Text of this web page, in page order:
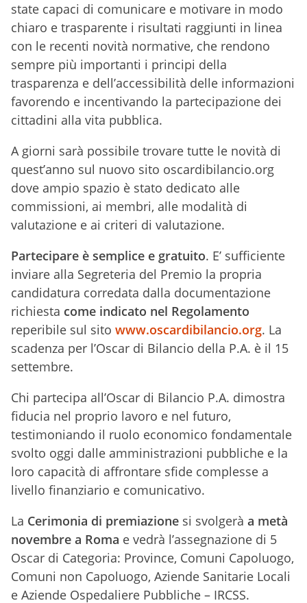
state capaci di comunicare e motivare in modo
chiaro e trasparente i risultati raggiunti in linea
con le recenti novità normative, che rendono
sempre più importanti i principi della
trasparenza e dell’accessibilità delle informazioni
favorendo e incentivando la partecipazione dei
cittadini alla vita pubblica.
A giorni sarà possibile trovare tutte le novità di
quest’anno sul nuovo sito oscardibilancio.org
dove ampio spazio è stato dedicato alle
commissioni, ai membri, alle modalità di
valutazione e ai criteri di valutazione.
Partecipare è semplice e gratuito. E’ sufficiente
inviare alla Segreteria del Premio la propria
candidatura corredata dalla documentazione
richiesta come indicato nel Regolamento
reperibile sul sito www.oscardibilancio.org. La
scadenza per l’Oscar di Bilancio della P.A. è il 15
settembre.
Chi partecipa all’Oscar di Bilancio P.A. dimostra
fiducia nel proprio lavoro e nel futuro,
testimoniando il ruolo economico fondamentale
svolto oggi dalle amministrazioni pubbliche e la
loro capacità di affrontare sfide complesse a
livello finanziario e comunicativo.
La Cerimonia di premiazione si svolgerà a metà
novembre a Roma e vedrà l’assegnazione di 5
Oscar di Categoria: Province, Comuni Capoluogo,
Comuni non Capoluogo, Aziende Sanitarie Locali
e Aziende Ospedaliere Pubbliche – IRCSS.